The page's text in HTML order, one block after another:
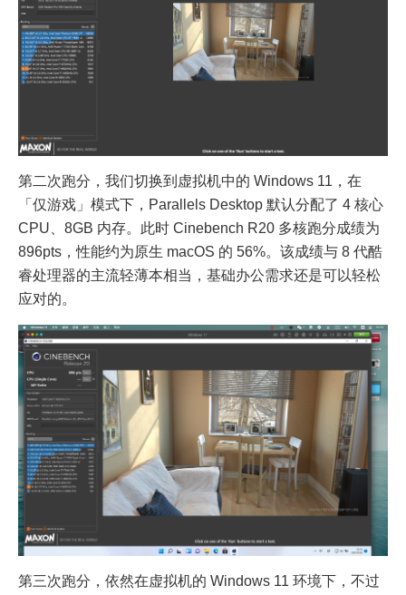
第二次跑分，我们切换到虚拟机中的 Windows 11，在
「仅游戏」模式下，Parallels Desktop 默认分配了 4 核心
CPU、8GB 内存。此时 Cinebench R20 多核跑分成绩为
896pts，性能约为原生 macOS 的 56%。该成绩与 8 代酷
睿处理器的主流轻薄本相当，基础办公需求还是可以轻松
应对的。
第三次跑分，依然在虚拟机的 Windows 11 环境下，不过